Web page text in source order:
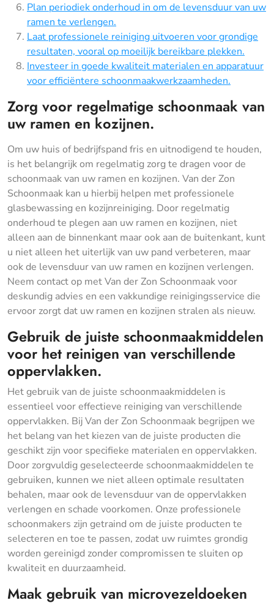
Plan periodiek onderhoud in om de levensduur van uw
ramen te verlengen.
Laat professionele reiniging uitvoeren voor grondige
resultaten, vooral op moeilijk bereikbare plekken.
Investeer in goede kwaliteit materialen en apparatuur
voor efficiëntere schoonmaakwerkzaamheden.
Zorg voor regelmatige schoonmaak van
uw ramen en kozijnen.
Om uw huis of bedrijfspand fris en uitnodigend te houden,
is het belangrijk om regelmatig zorg te dragen voor de
schoonmaak van uw ramen en kozijnen. Van der Zon
Schoonmaak kan u hierbij helpen met professionele
glasbewassing en kozijnreiniging. Door regelmatig
onderhoud te plegen aan uw ramen en kozijnen, niet
alleen aan de binnenkant maar ook aan de buitenkant, kunt
u niet alleen het uiterlijk van uw pand verbeteren, maar
ook de levensduur van uw ramen en kozijnen verlengen.
Neem contact op met Van der Zon Schoonmaak voor
deskundig advies en een vakkundige reinigingsservice die
ervoor zorgt dat uw ramen en kozijnen stralen als nieuw.
Gebruik de juiste schoonmaakmiddelen
voor het reinigen van verschillende
oppervlakken.
Het gebruik van de juiste schoonmaakmiddelen is
essentieel voor effectieve reiniging van verschillende
oppervlakken. Bij Van der Zon Schoonmaak begrijpen we
het belang van het kiezen van de juiste producten die
geschikt zijn voor specifieke materialen en oppervlakken.
Door zorgvuldig geselecteerde schoonmaakmiddelen te
gebruiken, kunnen we niet alleen optimale resultaten
behalen, maar ook de levensduur van de oppervlakken
verlengen en schade voorkomen. Onze professionele
schoonmakers zijn getraind om de juiste producten te
selecteren en toe te passen, zodat uw ruimtes grondig
worden gereinigd zonder compromissen te sluiten op
kwaliteit en duurzaamheid.
Maak gebruik van microvezeldoeken